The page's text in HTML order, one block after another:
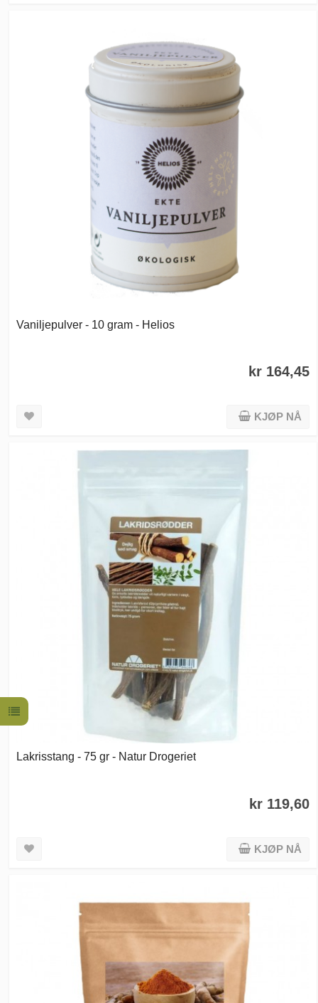
Vaniljepulver - 10 gram - Helios
kr 164,45
KJØP NÅ
Lakrisstang - 75 gr - Natur Drogeriet
kr 119,60
KJØP NÅ